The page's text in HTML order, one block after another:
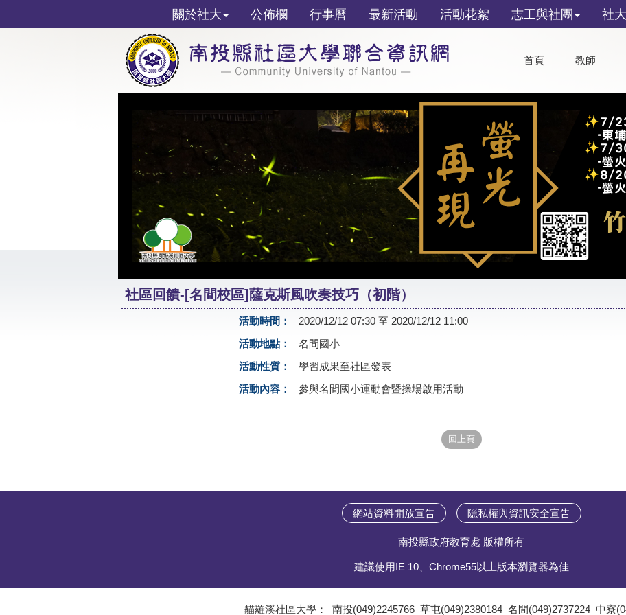
關於社大 公佈欄 行事曆 最新活動 活動花絮 志工與社團 社
首頁 教師
社區回饋-[名間校區]薩克斯風吹奏技巧（初階）
活動時間：
2020/12/12 07:30 至 2020/12/12 11:00
活動地點：
名間國小
活動性質：
學習成果至社區發表
活動內容：
參與名間國小運動會暨操場啟用活動
網站資料開放宣告 隱私權與資訊安全宣告
南投縣政府教育處 版權所有
建議使用IE 10、Chrome55以上版本瀏覽器為佳
貓羅溪社區大學： 南投(049)2245766 草屯(049)2380184 名間(049)2737224 中寮